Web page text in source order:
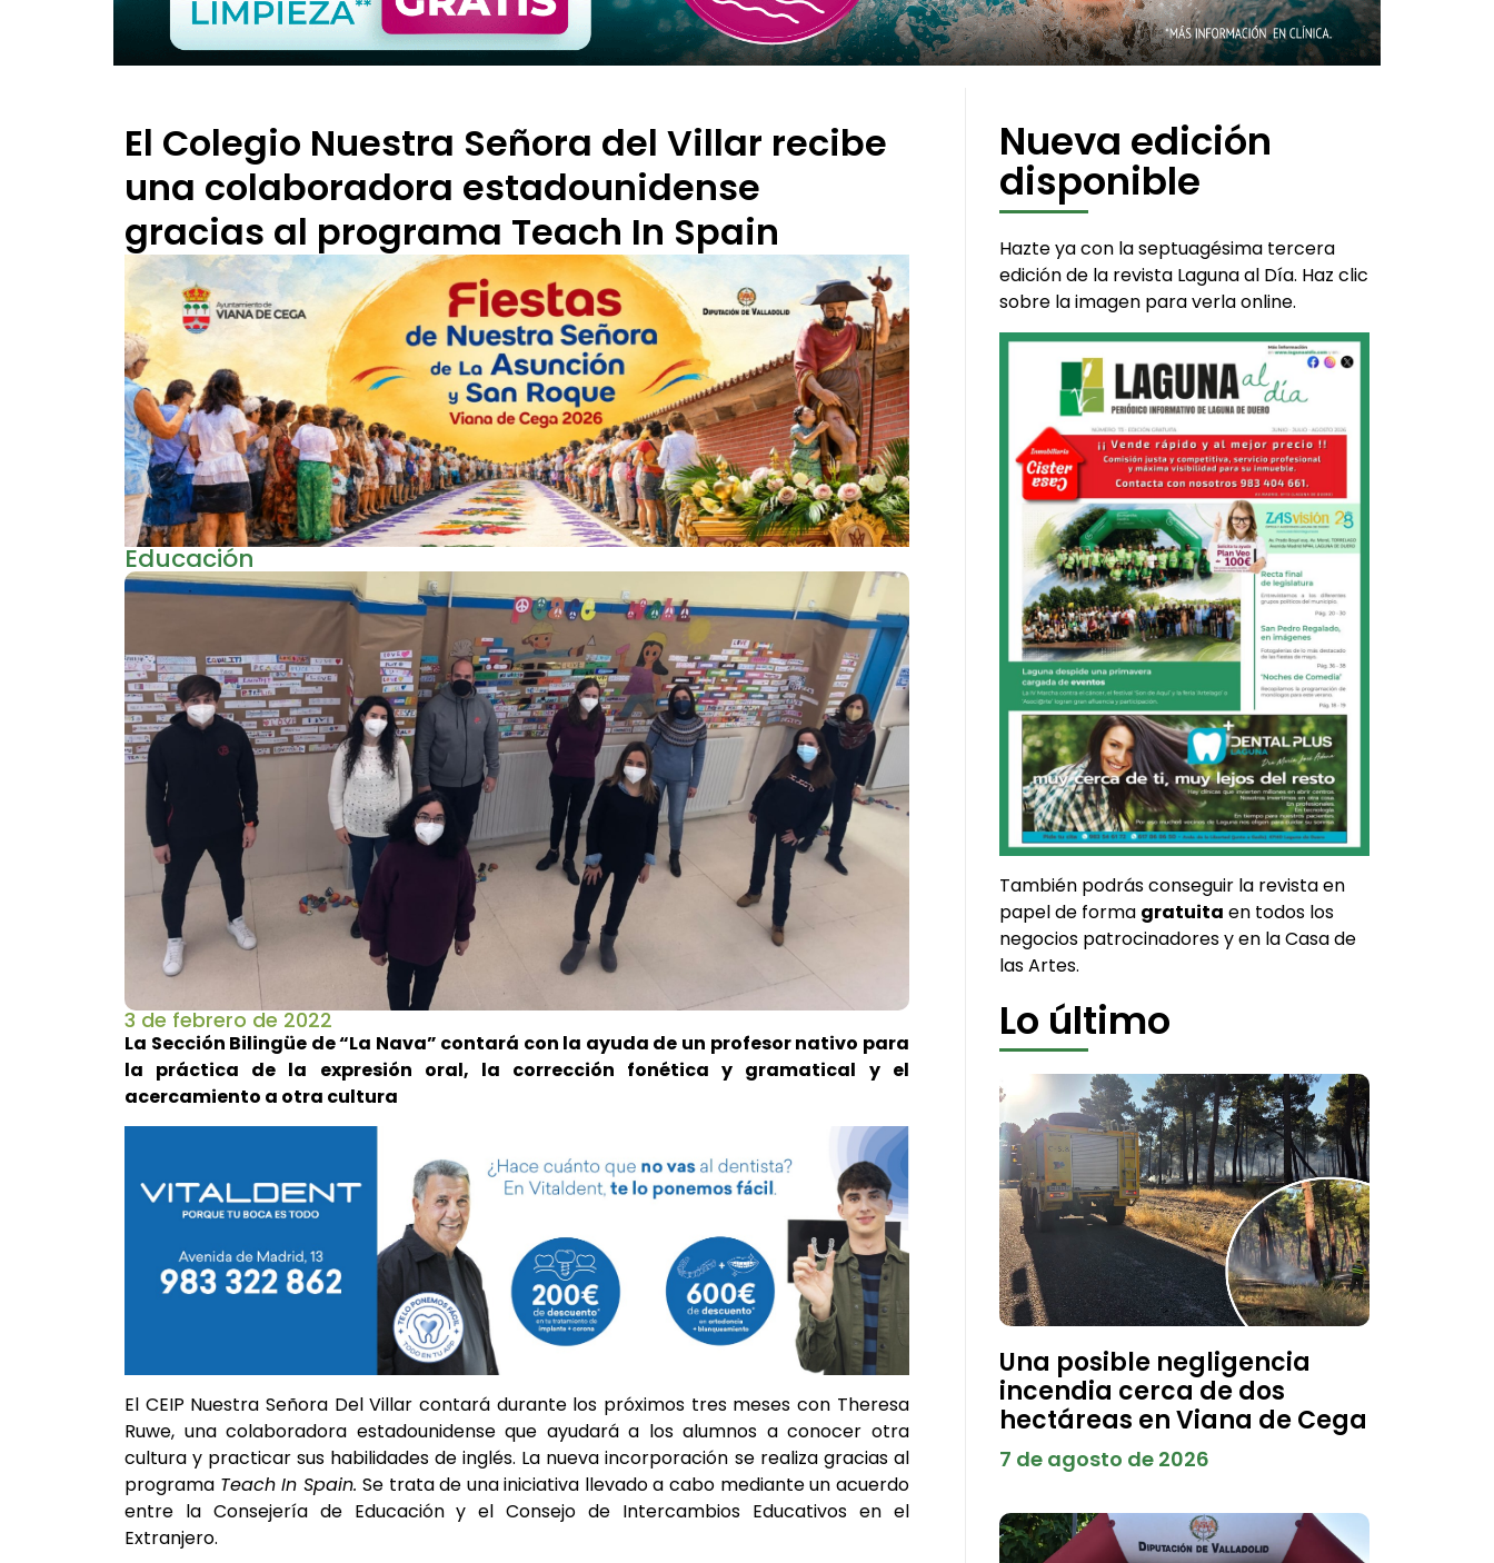
El Colegio Nuestra Señora del Villar recibe
una colaboradora estadounidense
gracias al programa Teach In Spain
Educación
3 de febrero de 2022
La Sección Bilingüe de “La Nava” contará con la ayuda de un profesor nativo para
la práctica de la expresión oral, la corrección fonética y gramatical y el
acercamiento a otra cultura
El CEIP Nuestra Señora Del Villar contará durante los próximos tres meses con Theresa
Ruwe, una colaboradora estadounidense que ayudará a los alumnos a conocer otra
cultura y practicar sus habilidades de inglés. La nueva incorporación se realiza gracias al
programa Teach In Spain.Se trata de una iniciativa llevado a cabo mediante un acuerdo
entre la Consejería de Educación y el Consejo de Intercambios Educativos en el
Extranjero.
Nueva edición
disponible
Hazte ya con la septuagésima tercera
edición de la revista Laguna al Día. Haz clic
sobre la imagen para verla online.
También podrás conseguir la revista en
papel de forma gratuita en todos los
negocios patrocinadores y en la Casa de
las Artes.
Lo último
Una posible negligencia
incendia cerca de dos
hectáreas en Viana de Cega
7 de agosto de 2026